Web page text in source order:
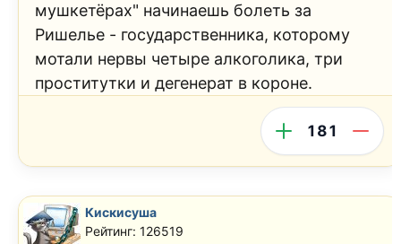
мушкетёрах" начинаешь болеть за
Ришелье - государственника, которому
мотали нервы четыре алкоголика, три
проститутки и дегенерат в короне.
181
Кискисуша
Рейтинг: 126519